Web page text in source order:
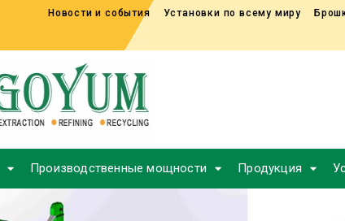
Новости и события Установки по всему миру
Производственные мощности Продукция